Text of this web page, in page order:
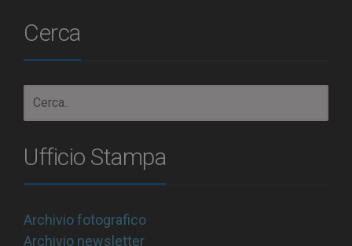
Cerca
Ufficio Stampa
Archivio fotografico
Archivio newsletter